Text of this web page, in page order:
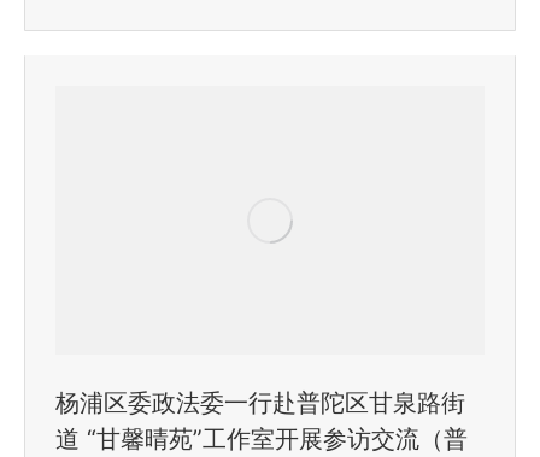
杨浦区委政法委一行赴普陀区甘泉路街
道 “甘馨晴苑”工作室开展参访交流（普